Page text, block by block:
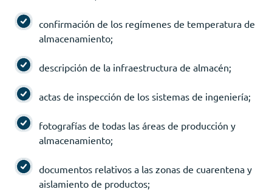
confirmación de los regímenes de temperatura de
almacenamiento;
descripción de la infraestructura de almacén;
actas de inspección de los sistemas de ingeniería;
fotografías de todas las áreas de producción y
almacenamiento;
documentos relativos a las zonas de cuarentena y
aislamiento de productos;